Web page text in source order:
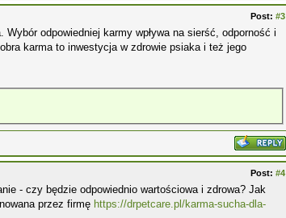
Post: #3
odpowiedniej karmy wpływa na sierść, odporność i
karma to inwestycja w zdrowie psiaka i też jego
Post: #4
- czy będzie odpowiednio wartościowa i zdrowa? Jak
przez firmę https://drpetcare.pl/karma-sucha-dla-